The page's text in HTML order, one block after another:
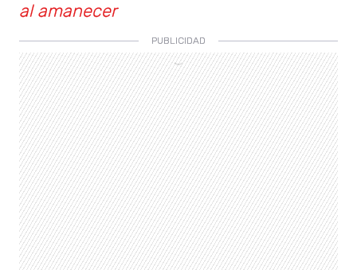
al amanecer